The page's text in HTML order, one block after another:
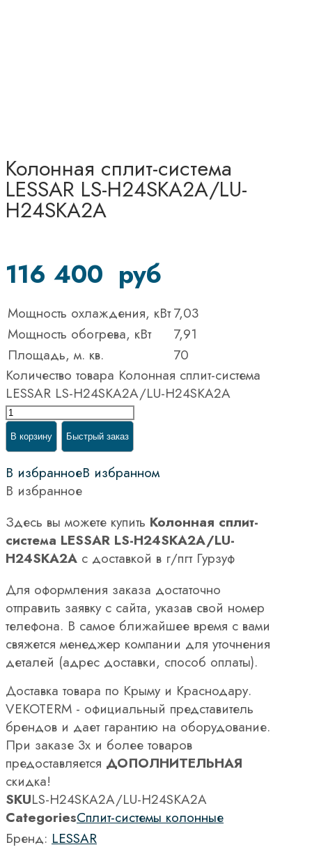
Колонная сплит-система
LESSAR LS-H24SKA2A/LU-
H24SKA2A
116 400 руб
Мощность охлаждения, кВт7,03
Мощность обогрева, кВт
7,91
Площадь, м. кв.
70
Количество товара Колонная сплит-система
LESSAR LS-H24SKA2A/LU-H24SKA2A
В корзину Быстрый заказ
В избранноеВ избранном
В избранное
Здесь вы можете купить Колонная сплит-
система LESSAR LS-H24SKA2A/LU-
H24SKA2A с доставкой в г/пгт Гурзуф
Для оформления заказа достаточно
отправить заявку с сайта, указав свой номер
телефона. В самое ближайшее время с вами
свяжется менеджер компании для уточнения
деталей (адрес доставки, способ оплаты).
Доставка товара по Крыму и Краснодару.
VEKOTERM - официальный представитель
брендов и дает гарантию на оборудование.
При заказе 3х и более товаров
предоставляется ДОПОЛНИТЕЛЬНАЯ
скидка!
SKULS-H24SKA2A/LU-H24SKA2A
CategoriesСплит-системы колонные
Бренд: LESSAR